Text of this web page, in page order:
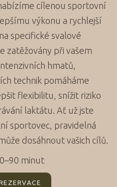
cílenou sportovní
výkonu a rychlejší
specifické svalové
zatěžovány při vašem
hmatů,
technik pomáháme
flexibilitu, snížit riziko
laktátu. Ať už jste
sportovec, pravidelná
dosáhnout vašich cílů.
minut